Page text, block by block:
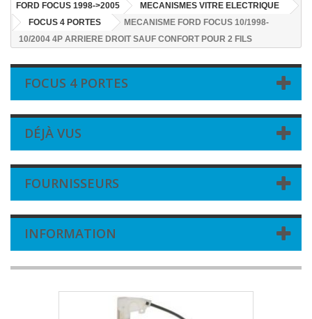
FORD FOCUS 1998->2005
MECANISMES VITRE ELECTRIQUE
FOCUS 4 PORTES
MECANISME FORD FOCUS 10/1998-
10/2004 4P ARRIERE DROIT SAUF CONFORT POUR 2 FILS
FOCUS 4 PORTES
DÉJÀ VUS
FOURNISSEURS
INFORMATION